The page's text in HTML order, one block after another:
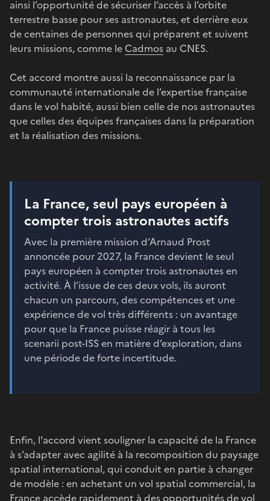
ainsi l’opportunité de sécuriser l’accès à l’orbite
terrestre basse pour ses astronautes, et derrière eux
de centaines de personnes qui préparent et suivent
leurs missions, comme le Cadmos au CNES.
Cet accord montre aussi la reconnaissance par la
communauté internationale de l’expertise française
dans le vol habité, aussi bien celle de nos astronautes
que celles des équipes françaises dans la préparation
et la réalisation des missions.
La France, seul pays européen à
compter trois astronautes actifs
Avec la première mission d’Arnaud Prost
annoncée pour 2027, la France devient le seul
pays européen à compter trois astronautes en
activité. À l’issue de ces deux vols, ils auront
chacun un parcours, des compétences et une
expérience de vol très différents : un avantage
pour que la France puisse réagir à tous les
scenarii post-ISS en matière d’exploration, dans
une période de forte incertitude.
Enfin, l'accord vient souligner la capacité de la France
à s’adapter avec agilité à la recomposition du paysage
spatial international, qui conduit en partie à changer
de modèle : en achetant un vol spatial commercial, la
France accède rapidement à des opportunités de vol